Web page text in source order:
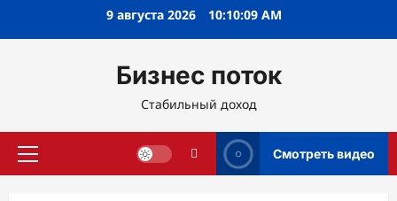
9 августа 2026 10:10:10 AM
Бизнес поток
Стабильный доход
Основное
Смотреть видео